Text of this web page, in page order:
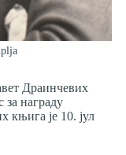
Драинчевих
за награду
књига је 10. јул